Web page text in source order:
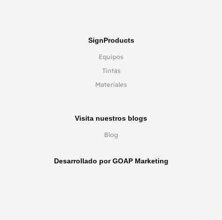
SignProducts
Equipos
Tintas
Materiales
Desarrollado por GOAP Marketing
Visita nuestros blogs
Blog